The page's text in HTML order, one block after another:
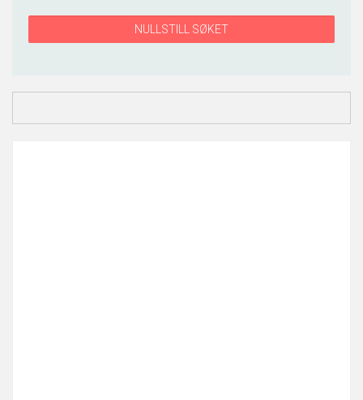
NULLSTILL SØKET